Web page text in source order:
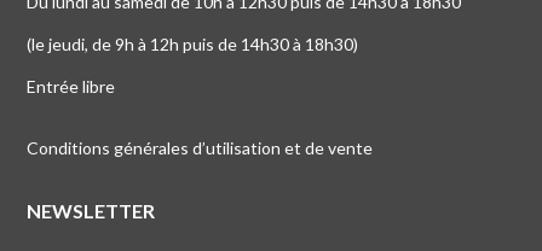
(le jeudi, de 9h à 12h puis de 14h30 à 18h30)
Entrée libre
Conditions générales d’utilisation et de vente
NEWSLETTER